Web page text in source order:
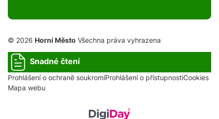
© 2026 Horní Město Všechna práva vyhrazena
Snadné čtení
Prohlášení o ochraně soukromíProhlášení o přístupnostiCookies
Mapa webu